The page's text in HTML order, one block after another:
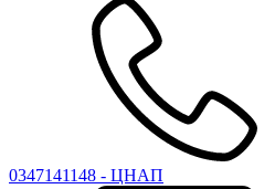
0347141148 - ЦНАП